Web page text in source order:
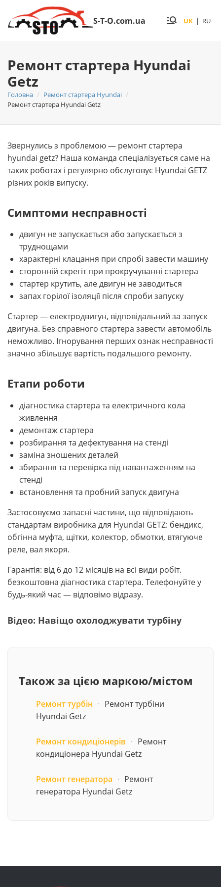
S-T-O.com.ua UK | RU
Ремонт стартера Hyundai
Getz
Головна
Ремонт стартера Hyundai
Ремонт стартера Hyundai Getz
Звернулись з проблемою — ремонт стартера
hyundai getz? Наша команда спеціалізується саме на
таких роботах і регулярно обслуговує Hyundai GETZ
різних років випуску.
Симптоми несправності
двигун не запускається або запускається з
труднощами
характерні клацання при спробі завести машину
сторонній скрегіт при прокручуванні стартера
стартер крутить, але двигун не заводиться
запах горілої ізоляції після спроби запуску
Стартер — електродвигун, відповідальний за запуск
двигуна. Без справного стартера завести автомобіль
неможливо. Ігнорування перших ознак несправності
значно збільшує вартість подальшого ремонту.
Етапи роботи
діагностика стартера та електричного кола
живлення
демонтаж стартера
розбирання та дефектування на стенді
заміна зношених деталей
збирання та перевірка під навантаженням на
стенді
встановлення та пробний запуск двигуна
Застосовуємо запасні частини, що відповідають
стандартам виробника для Hyundai GETZ: бендикс,
обгінна муфта, щітки, колектор, обмотки, втягуюче
реле, вал якоря.
Гарантія: від 6 до 12 місяців на всі види робіт.
безкоштовна діагностика стартера. Телефонуйте у
будь-який час — відповімо відразу.
Відео: Навіщо охолоджувати турбіну
Також за цією маркою/містом
Ремонт турбін · Ремонт турбіни
Hyundai Getz
Ремонт кондиціонерів · Ремонт
кондиціонера Hyundai Getz
Ремонт генератора · Ремонт
генератора Hyundai Getz